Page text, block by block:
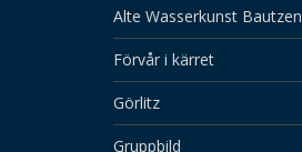
Alte Wasserkunst Bautzen
Förvår i kärret
Görlitz
Gruppbild